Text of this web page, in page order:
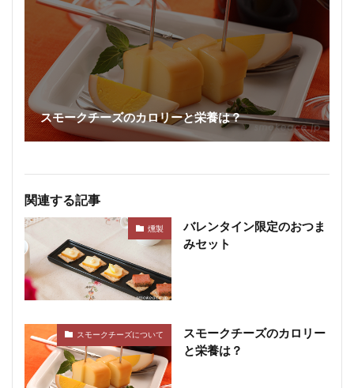
スモークチーズのカロリーと栄養は？
関連する記事
燻製
バレンタイン限定のおつま
みセット
スモークチーズについて
スモークチーズのカロリー
と栄養は？